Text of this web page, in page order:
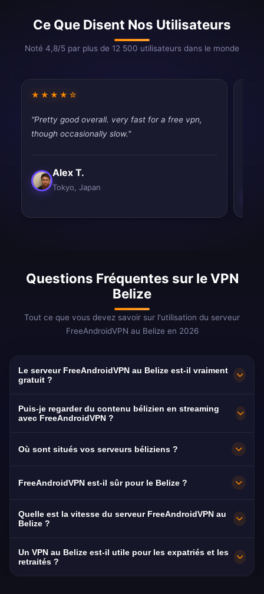
Ce Que Disent Nos Utilisateurs
Noté 4,8/5 par plus de 12 500 utilisateurs dans le monde
★★★★☆
"Pretty good overall. very fast for a free vpn,
though occasionally slow."
Alex T.
Tokyo, Japan
Questions Fréquentes sur le VPN
Belize
Tout ce que vous devez savoir sur l'utilisation du serveur
FreeAndroidVPN au Belize en 2026
Le serveur FreeAndroidVPN au Belize est-il vraiment
gratuit ?
Oui ! Le serveur FreeAndroidVPN au Belize est
100 % gratuit. Accès illimité sans aucun
VPN au Belize — nous sommes l'un des rares
Puis-je regarder du contenu bélizien en streaming
avec FreeAndroidVPN ?
Où sont situés vos serveurs béliziens ?
haut débit à travers le Belize à Belize City,
offrent des connexions 10 Gbit/s pour une
votre ville bélizienne préférée dans
FreeAndroidVPN est-il sûr pour le Belize ?
politique stricte sans journaux protègent vos
Quelle est la vitesse du serveur FreeAndroidVPN au
Belize ?
Capacité réseau de 10 Gbit/s. La vitesse
moyenne au Belize est de 22 Mbit/s grâce à
Un VPN au Belize est-il utile pour les expatriés et les
retraités ?